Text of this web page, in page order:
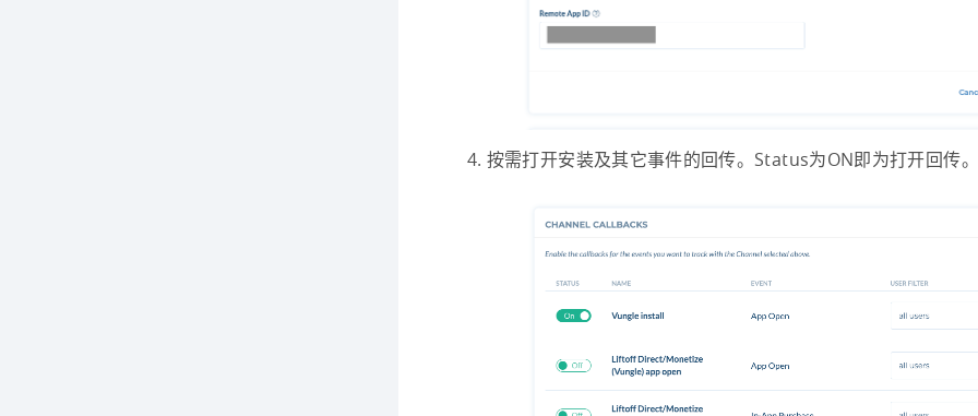
按需打开安装及其它事件的回传。Status为ON即为打开回传。